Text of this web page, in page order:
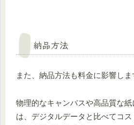
納品方法
また、納品方法も料金に影響しま
物理的なキャンバスや高品質な
は、デジタルデータと比べてコス